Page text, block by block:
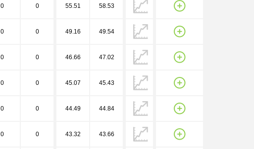
0 0 55.51 58.53
0 0 49.16 49.54
0 0 46.66 47.02
0 0 45.07 45.43
0 0 44.49 44.84
0 0 43.32 43.66